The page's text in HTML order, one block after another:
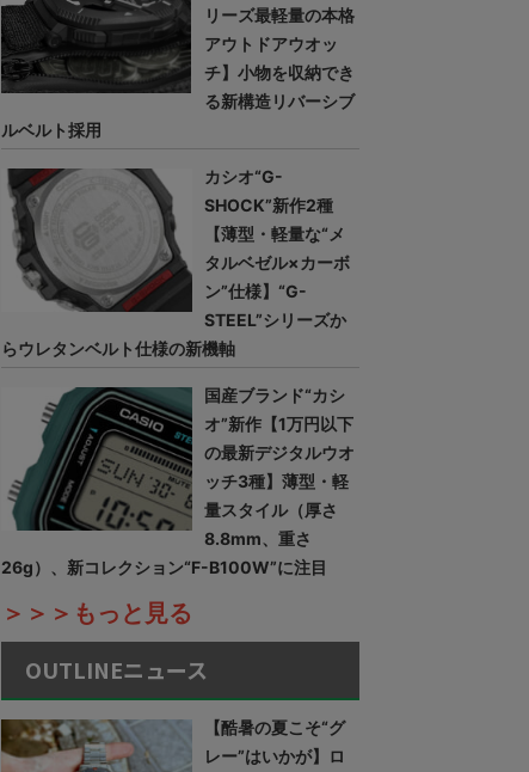
リーズ最軽量の本格
アウトドアウオッ
チ】小物を収納でき
る新構造リバーシブ
ルベルト採用
カシオ“G-
SHOCK”新作2種
【薄型・軽量な“メ
タルベゼル×カーボ
ン”仕様】“G-
STEEL”シリーズか
らウレタンベルト仕様の新機軸
国産ブランド“カシ
オ”新作【1万円以下
の最新デジタルウオ
ッチ3種】薄型・軽
量スタイル（厚さ
8.8mm、重さ
26g）、新コレクション“F-B100W”に注目
＞＞＞もっと見る
OUTLINEニュース
【酷暑の夏こそ“グ
レー”はいかが】ロ